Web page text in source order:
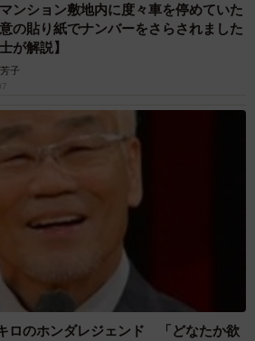
ンション敷地内に度々車を停めていた
の貼り紙でナンバーをさらされました
が解説】
子
ロのホンダレジェンド 「どなたか欲